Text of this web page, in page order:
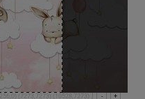
+
-
(7273,7273) (10528,7273)